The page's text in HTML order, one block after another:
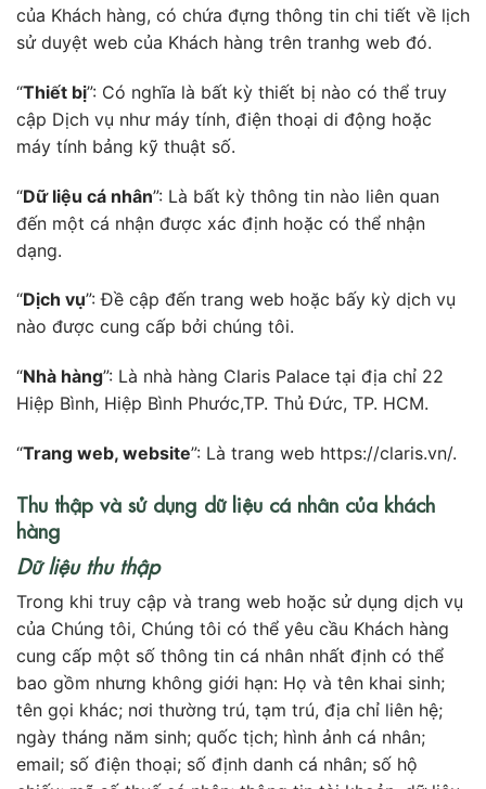
của Khách hàng, có chứa đựng thông tin chi tiết về lịch
sử duyệt web của Khách hàng trên tranhg web đó.
“Thiết bị”: Có nghĩa là bất kỳ thiết bị nào có thể truy
cập Dịch vụ như máy tính, điện thoại di động hoặc
máy tính bảng kỹ thuật số.
“Dữ liệu cá nhân”: Là bất kỳ thông tin nào liên quan
đến một cá nhận được xác định hoặc có thể nhận
dạng.
“Dịch vụ”: Đề cập đến trang web hoặc bấy kỳ dịch vụ
nào được cung cấp bởi chúng tôi.
“Nhà hàng”: Là nhà hàng Claris Palace tại địa chỉ 22
Hiệp Bình, Hiệp Bình Phước,TP. Thủ Đức, TP. HCM.
“Trang web, website”: Là trang web https://claris.vn/.
Thu thập và sử dụng dữ liệu cá nhân của khách
hàng
Dữ liệu thu thập
Trong khi truy cập và trang web hoặc sử dụng dịch vụ
của Chúng tôi, Chúng tôi có thể yêu cầu Khách hàng
cung cấp một số thông tin cá nhân nhất định có thể
bao gồm nhưng không giới hạn: Họ và tên khai sinh;
tên gọi khác; nơi thường trú, tạm trú, địa chỉ liên hệ;
ngày tháng năm sinh; quốc tịch; hình ảnh cá nhân;
email; số điện thoại; số định danh cá nhân; số hộ